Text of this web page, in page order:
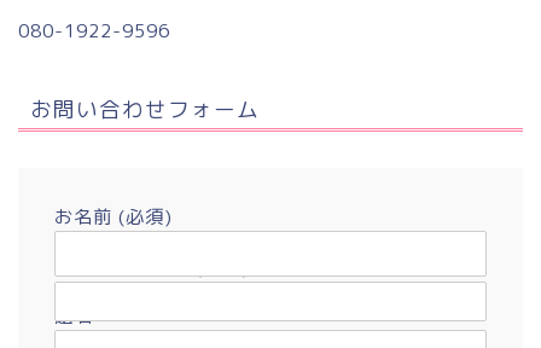
080-1922-9596
お問い合わせフォーム
お名前 (必須)
題名